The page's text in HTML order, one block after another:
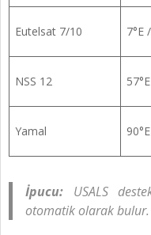
Eutelsat 7/10 7°E
NSS 12 57°E
Yamal 90°E
İpucu: USALS
otomatik olarak bulur.